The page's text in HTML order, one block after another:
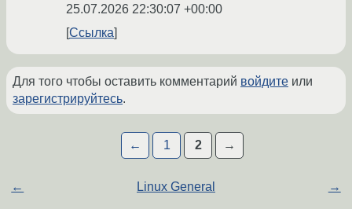
25.07.2026 22:30:07 +00:00
Ссылка
Для того чтобы оставить комментарий войдите или
зарегистрируйтесь.
← 1 2 →
← Linux General →